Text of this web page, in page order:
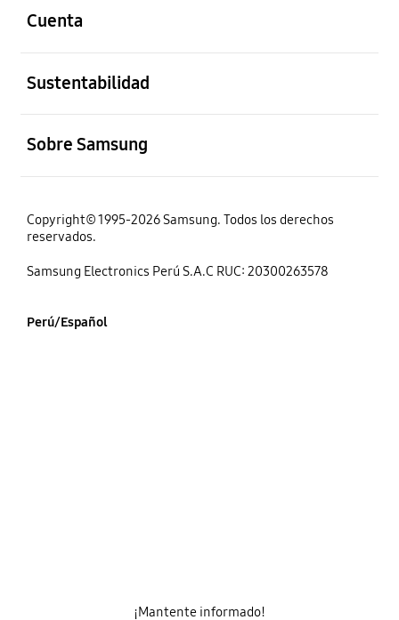
Cuenta
Sustentabilidad
Sobre Samsung
Copyright© 1995-2026 Samsung. Todos los derechos
reservados.
Samsung Electronics Perú S.A.C RUC: 20300263578
Perú/Español
¡Mantente informado!